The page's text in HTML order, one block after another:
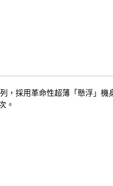
，採用革命性超薄「懸浮」
。